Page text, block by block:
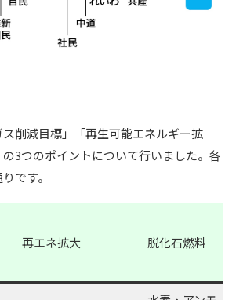
削減目標」「再生可能エネルギー拡
3つのポイントについて行いました。各
です。
再エネ拡大 脱化石燃料